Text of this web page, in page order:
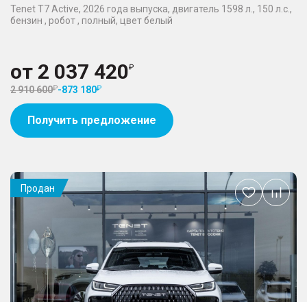
Tenet T7 Active, 2026 года выпуска, двигатель 1598 л., 150 л.с.,
бензин , робот , полный, цвет белый
от 2 037 420
2 910 600 -873 180
Получить предложение
Продан
Добавить
в
избранное